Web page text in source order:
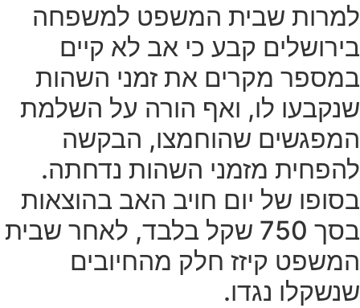
למרות שבית המשפט למשפחה
בירושלים קבע כי אב לא קיים
במספר מקרים את זמני השהות
שנקבעו לו, ואף הורה על השלמת
המפגשים שהוחמצו, הבקשה
להפחית מזמני השהות נדחתה.
בסופו של יום חויב האב בהוצאות
בסך 750 שקל בלבד, לאחר שבית
המשפט קיזז חלק מהחיובים
שנשקלו נגדו.